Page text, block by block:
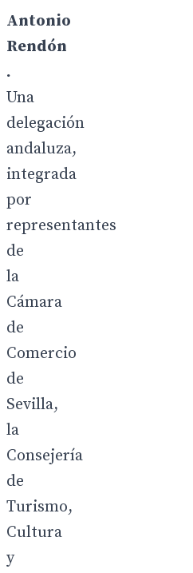
Antonio
Rendón
.
Una
delegación
andaluza,
integrada
por
representantes
de
la
Cámara
de
Comercio
de
Sevilla,
la
Consejería
de
Turismo,
Cultura
y